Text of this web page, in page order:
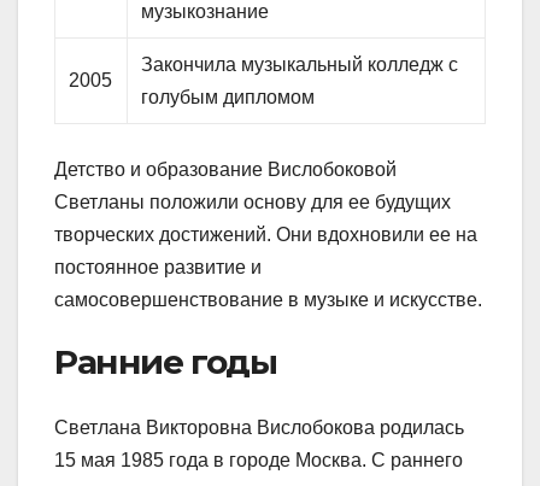
музыкознание
2005
Закончила музыкальный колледж с
голубым дипломом
Детство и образование Вислобоковой
Светланы положили основу для ее будущих
творческих достижений. Они вдохновили ее на
постоянное развитие и
самосовершенствование в музыке и искусстве.
Ранние годы
Светлана Викторовна Вислобокова родилась
15 мая 1985 года в городе Москва. С раннего